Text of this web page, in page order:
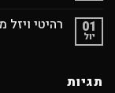
01
יול
רהיטי ויזל
תגיות